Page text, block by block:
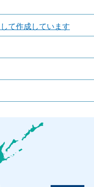
て作成しています